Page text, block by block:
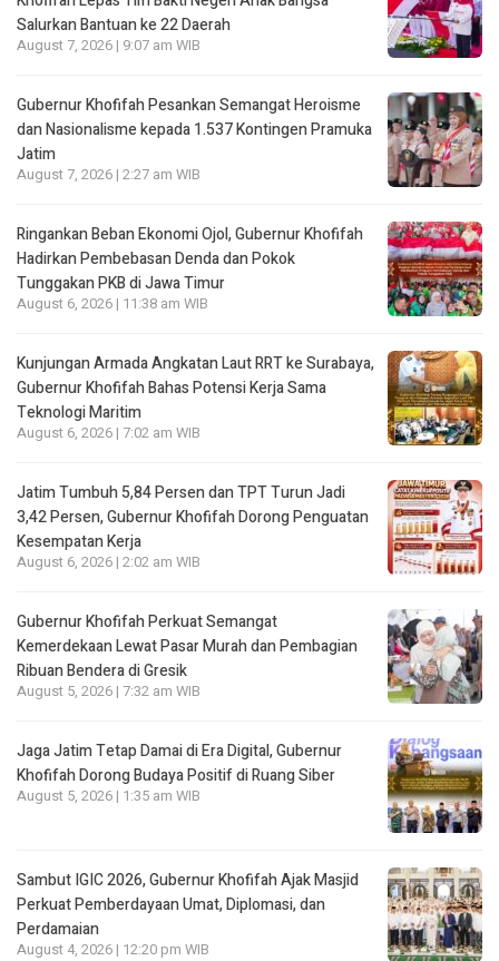
Salurkan Bantuan ke 22 Daerah
August 7, 2026 | 9:07 am WIB
Gubernur Khofifah Pesankan Semangat Heroisme
dan Nasionalisme kepada 1.537 Kontingen Pramuka
Jatim
August 7, 2026 | 2:27 am WIB
Ringankan Beban Ekonomi Ojol, Gubernur Khofifah
Hadirkan Pembebasan Denda dan Pokok
Tunggakan PKB di Jawa Timur
August 6, 2026 | 11:38 am WIB
Kunjungan Armada Angkatan Laut RRT ke Surabaya,
Gubernur Khofifah Bahas Potensi Kerja Sama
Teknologi Maritim
August 6, 2026 | 7:02 am WIB
Jatim Tumbuh 5,84 Persen dan TPT Turun Jadi
3,42 Persen, Gubernur Khofifah Dorong Penguatan
Kesempatan Kerja
August 6, 2026 | 2:02 am WIB
Gubernur Khofifah Perkuat Semangat
Kemerdekaan Lewat Pasar Murah dan Pembagian
Ribuan Bendera di Gresik
August 5, 2026 | 7:32 am WIB
Jaga Jatim Tetap Damai di Era Digital, Gubernur
Khofifah Dorong Budaya Positif di Ruang Siber
August 5, 2026 | 1:35 am WIB
Sambut IGIC 2026, Gubernur Khofifah Ajak Masjid
Perkuat Pemberdayaan Umat, Diplomasi, dan
Perdamaian
August 4, 2026 | 12:20 pm WIB